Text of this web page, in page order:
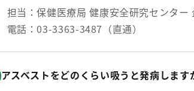
担当：保健医療局 健康安全研究センタ
電話：03-3363-3487（直通）
アスベストをどのくらい吸うと発病します